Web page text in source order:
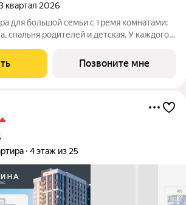
квартал 2026
для большой семьи с тремя комнатами:
спальня родителей и детская. У каждого
собираться всей семьей без тесноты и
Позвоните мне
4 этаж из 25